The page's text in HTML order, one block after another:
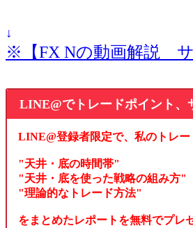
↓
※【FX Nの動画解説 サ
LINE@でトレードポイント、
LINE@登録者限定で、私のトレー
"天井・底の時間帯"
"天井・底を使った戦略の組み方"
"理論的なトレード方法"
をまとめたレポートを無料でプレ